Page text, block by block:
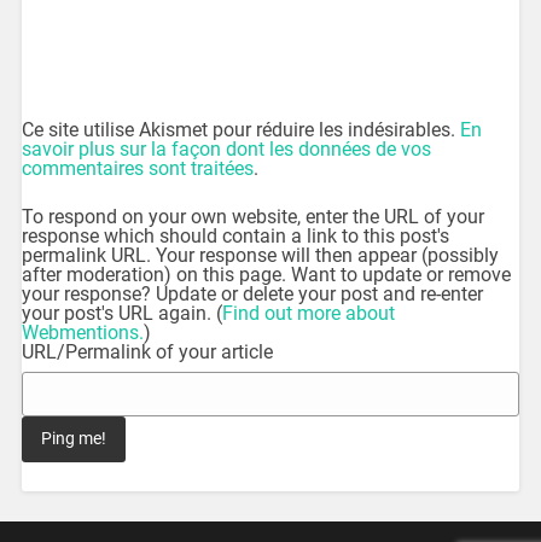
Ce site utilise Akismet pour réduire les indésirables. En
savoir plus sur la façon dont les données de vos
commentaires sont traitées.
To respond on your own website, enter the URL of your
response which should contain a link to this post's
permalink URL. Your response will then appear (possibly
after moderation) on this page. Want to update or remove
your response? Update or delete your post and re-enter
your post's URL again. (Find out more about
Webmentions.)
URL/Permalink of your article